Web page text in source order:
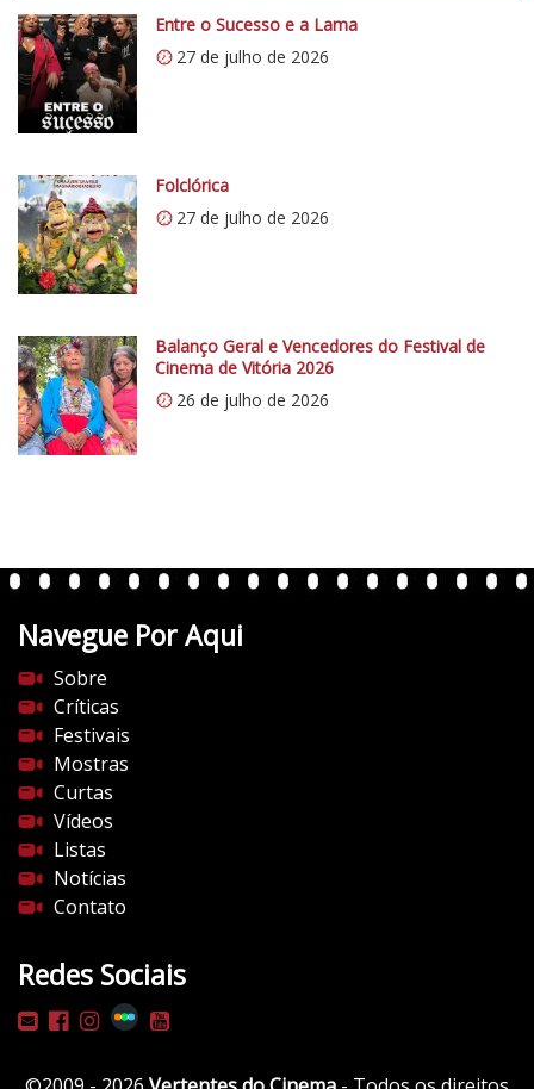
p
s
:
/
/
0
.
w
p
.
c
o
m
/
v
n
e
s
d
o
c
i
n
e
m
a
c
o
m
w
Entre o Sucesso e a Lama
27 de julho de 2026
Folclórica
27 de julho de 2026
Balanço Geral e Vencedores do Festival de
Cinema de Vitória 2026
26 de julho de 2026
Navegue Por Aqui
Sobre
Críticas
Festivais
Mostras
Curtas
Vídeos
Listas
Notícias
Contato
Redes Sociais